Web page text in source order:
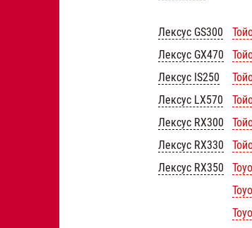
Лексус GS300
Лексус GX470
Лексус IS250
Лексус LX570
Лексус RX300
Лексус RX330
Лексус RX350